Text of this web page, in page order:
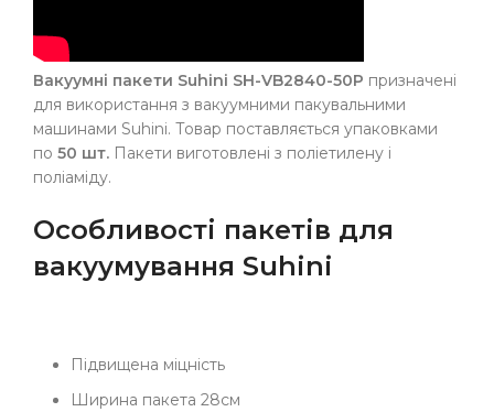
Вакуумні пакети Suhini SH-VB2840-50P призначені
для використання з вакуумними пакувальними
машинами Suhini. Товар поставляється упаковками
по 50 шт. Пакети виготовлені з поліетилену і
поліаміду.
Особливості пакетів для
вакуумування Suhini
Підвищена міцність
Ширина пакета 28см